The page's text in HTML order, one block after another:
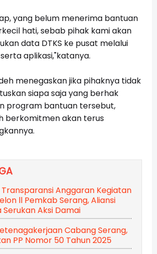
yang belum menerima bantuan
hati, sebab pihak kami akan
data DTKS ke pusat melalui
aplikasi,"katanya.
menegaskan jika pihaknya tidak
siapa saja yang berhak
program bantuan tersebut,
berkomitmen akan terus
Anggaran Kegiatan
ll Pemkab Serang, Aliansi
Serukan Aksi Damai
Cabang Serang,
PP Nomor 50 Tahun 2025